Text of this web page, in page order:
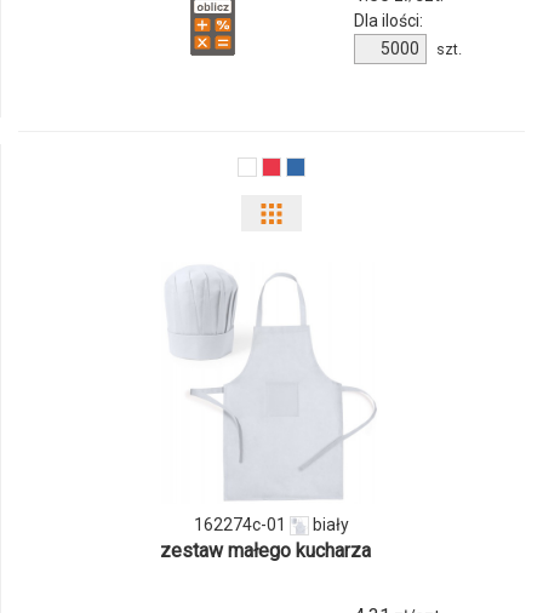
Dla ilości:
Ilość
produktu
szt.
ilości
162274c-
01
162274c-01 biały
zestaw małego kucharza